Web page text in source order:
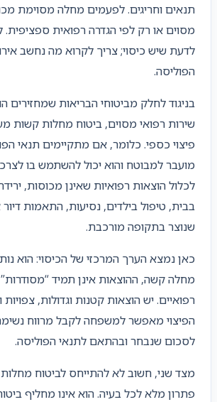
תנאים וחריגים. לפעמים מחלה מסוימת
מסוים או רק לפי הגדרה רפואית
לדעת שיש כיסוי; צריך לקרוא מה נחשב
הפוליסה.
בניגוד לחלק מביטוחי הבריאות שמחזירים
שירות רפואי מסוים, ביטוח מחלות קשות
פיצוי כספי. כלומר, אם מתקיימים תנאי
מועבר למבוטח והוא יכול להשתמש בו
לכלול הוצאות רפואיות שאינן מכוסות,
בבית, טיפול בילדים, נסיעות, התאמות
שנוצר בתקופה מורכבת.
כאן נמצא הערך המרכזי של הכיסוי: הוא
מחלה קשה, ההוצאות אינן תמיד
רפואיים. יש הוצאות קטנות וגדולות, צפויות
הפיצוי מאפשר למשפחה לקבל מרווח
לסכום שנבחר ובהתאם לתנאי הפוליסה.
מצד שני, חשוב לא להתייחס לביטוח
פתרון מלא לכל בעיה. הוא אינו מחליף